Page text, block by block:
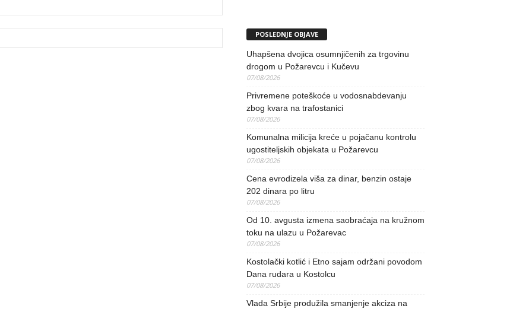
POSLEDNJE OBJAVE
Uhapšena dvojica osumnjičenih za trgovinu
drogom u Požarevcu i Kučevu
07/08/2026
Privremene poteškoće u vodosnabdevanju
zbog kvara na trafostanici
07/08/2026
Komunalna milicija kreće u pojačanu kontrolu
ugostiteljskih objekata u Požarevcu
07/08/2026
Cena evrodizela viša za dinar, benzin ostaje
202 dinara po litru
07/08/2026
Od 10. avgusta izmena saobraćaja na kružnom
toku na ulazu u Požarevac
07/08/2026
Kostolački kotlić i Etno sajam održani povodom
Dana rudara u Kostolcu
07/08/2026
Vlada Srbije produžila smanjenje akciza na